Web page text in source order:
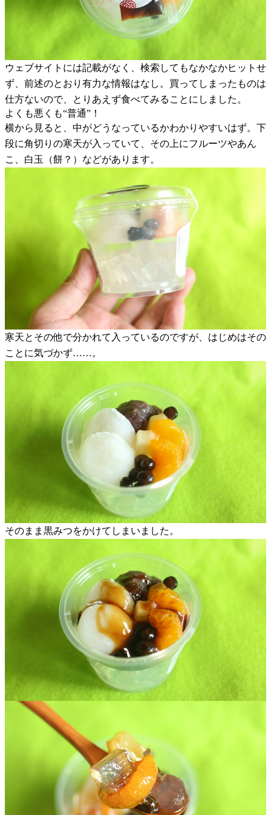
ウェブサイトには記載がなく、検索してもなかなかヒットせ
ず、前述のとおり有力な情報はなし。買ってしまったものは
仕方ないので、とりあえず食べてみることにしました。
よくも悪くも“普通”！
横から見ると、中がどうなっているかわかりやすいはず。下
段に角切りの寒天が入っていて、その上にフルーツやあん
こ、白玉（餅？）などがあります。
寒天とその他で分かれて入っているのですが、はじめはその
ことに気づかず……。
そのまま黒みつをかけてしまいました。